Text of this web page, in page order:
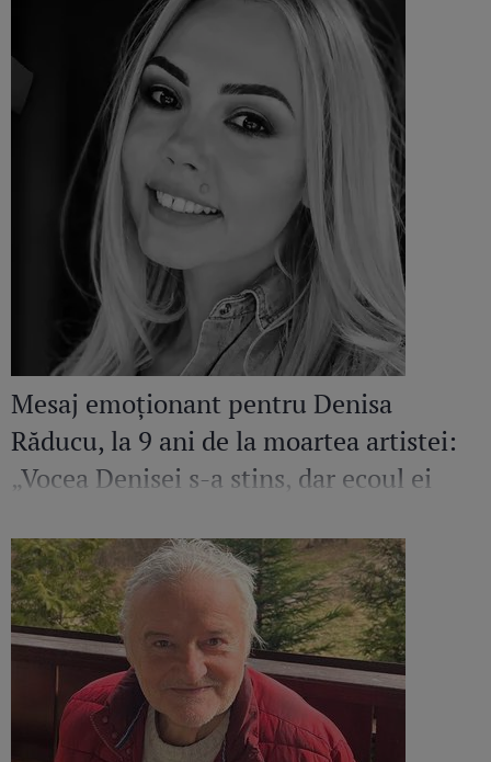
Mesaj emoționant pentru Denisa
Răducu, la 9 ani de la moartea artistei:
„Vocea Denisei s-a stins, dar ecoul ei